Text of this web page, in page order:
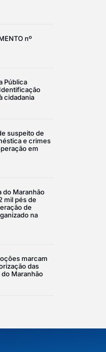
nº
Pública
cidadania
suspeito de
e crimes
em
do Maranhão
mil pés de
de
na
marcam
das
Maranhão